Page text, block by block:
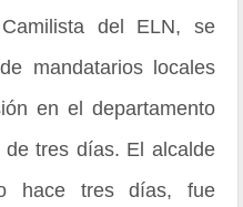
del ELN, se
mandatarios locales
en el departamento
tres días. El alcalde
hace tres días, fue